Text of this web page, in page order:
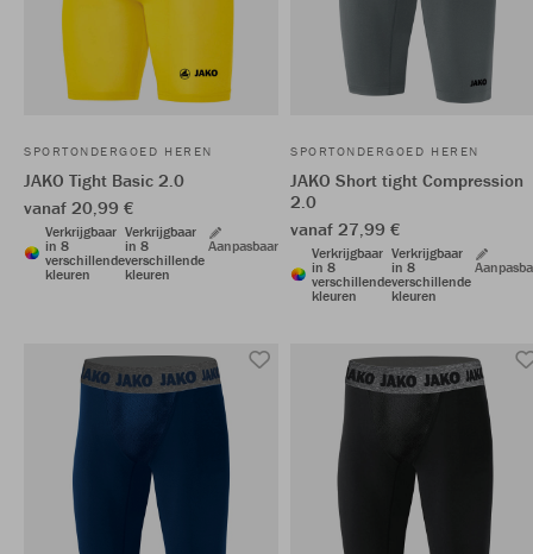
SPORTONDERGOED HEREN
JAKO Tight Basic 2.0
vanaf 20,99 €
Verkrijgbaar
in 8
verschillende
kleuren
Verkrijgbaar
in 8
verschillende
kleuren
Aanpasbaar
SPORTONDERGOED HEREN
JAKO Short tight Compression
2.0
vanaf 27,99 €
Verkrijgbaar
in 8
verschillende
kleuren
Verkrijgbaar
in 8
verschillende
kleuren